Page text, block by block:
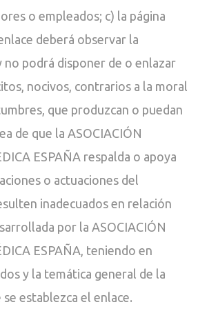
o empleados; c) la página
deberá observar la
no podrá disponer de o enlazar
nocivos, contrarios a la moral
que produzcan o puedan
de que la ASOCIACIÓN
ESPAÑA respalda o apoya
o actuaciones del
inadecuados en relación
por la ASOCIACIÓN
ESPAÑA, teniendo en
y la temática general de la
establezca el enlace.